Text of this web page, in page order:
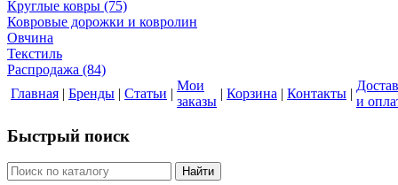
Круглые ковры (75)
Ковровые дорожки и ковролин
Овчина
Текстиль
Распродажа (84)
Главная | Бренды | Статьи |
Мои
заказы
| Корзина | Контакты |
и
Быстрый поиск
Найти